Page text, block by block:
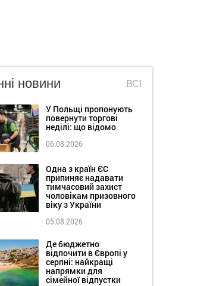
новини ВСІ
У Польщі пропонують
повернути торгові
неділі: що відомо
06.08.2026
Одна з країн ЄС
припиняє надавати
тимчасовий захист
чоловікам призовного
віку з України
05.08.2026
Де бюджетно
відпочити в Європі у
серпні: найкращі
напрямки для
сімейної відпустки